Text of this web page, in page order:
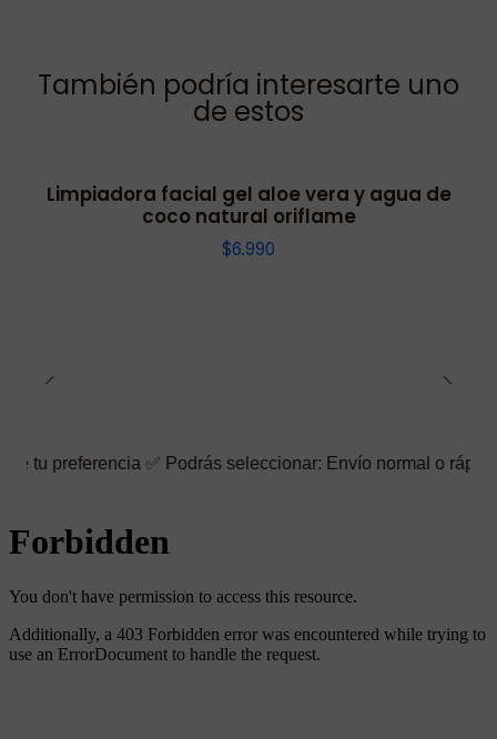
También podría interesarte uno
de estos
Limpiadora facial gel aloe vera y agua de
coco natural oriflame
$6.990
✅ Podrás seleccionar: Envío normal o rápido ☑️